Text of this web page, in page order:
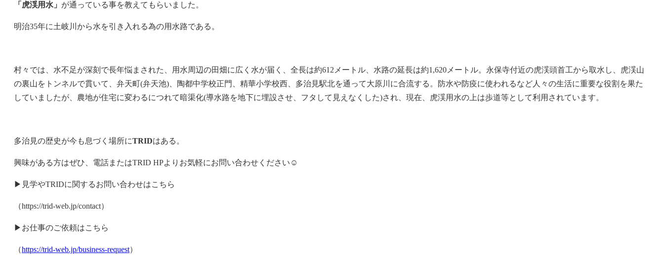
「虎渓用水」 が通っている事を教えてもらいました。
明治35年に土岐川から水を引き入れる為の用水路である。
村々では、水不足が深刻で長年悩まされた、 用水周辺の田畑に広く水が届く、全長は約612メートル、水路の延長は約1,620メートル。永保寺付近の虎渓頭首工から取水し、虎渓山
の裏山をトンネルで貫いて、弁天町(弁天池)、陶都中学校正門、精華小学校西、多治見駅北を通って大原川に合流する。防水や防疫に使われるなど人々の生活に重要な役割を果た
していましたが、農地が住宅に変わるにつれて暗渠化(導水路を地下に埋設させ、フタして見えなくした)され、現在、虎渓用水の上は歩道等として利用されています。
多治見の歴史が今も息づく場所にTRIDはある。
興味がある方はぜひ、電話またはTRID HPよりお気軽にお問い合わせください☺
▶見学やTRIDに関するお問い合わせはこちら
（https://trid-web.jp/contact）
▶お仕事のご依頼はこちら
（https://trid-web.jp/business-request）